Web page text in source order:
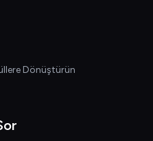
Dönüştürün